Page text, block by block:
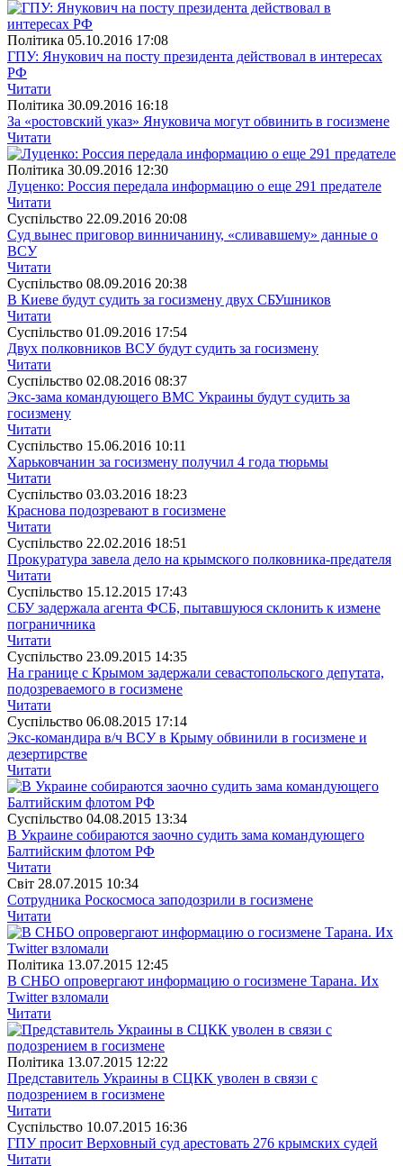
Полiтика 05.10.2016 17:08
ГПУ: Янукович на посту президента действовал в интересах
РФ
Читати
Полiтика 30.09.2016 16:18
За «ростовский указ» Януковича могут обвинить в госизмене
Читати
Полiтика 30.09.2016 12:30
Луценко: Россия передала информацию о еще 291 предателе
Читати
Суспiльство 22.09.2016 20:08
Суд вынес приговор винничанину, «сливавшему» данные о
ВСУ
Читати
Суспiльство 08.09.2016 20:38
В Киеве будут судить за госизмену двух СБУшников
Читати
Суспiльство 01.09.2016 17:54
Двух полковников ВСУ будут судить за госизмену
Читати
Суспiльство 02.08.2016 08:37
Экс-зама командующего ВМС Украины будут судить за
госизмену
Читати
Суспiльство 15.06.2016 10:11
Харьковчанин за госизмену получил 4 года тюрьмы
Читати
Суспiльство 03.03.2016 18:23
Краснова подозревают в госизмене
Читати
Суспiльство 22.02.2016 18:51
Прокуратура завела дело на крымского полковника-предателя
Читати
Суспiльство 15.12.2015 17:43
СБУ задержала агента ФСБ, пытавшуюся склонить к измене
пограничника
Читати
Суспiльство 23.09.2015 14:35
На границе с Крымом задержали севастопольского депутата,
подозреваемого в госизмене
Читати
Суспiльство 06.08.2015 17:14
Экс-командира в/ч ВСУ в Крыму обвинили в госизмене и
дезертирстве
Читати
Суспiльство 04.08.2015 13:34
В Украине собираются заочно судить зама командующего
Балтийским флотом РФ
Читати
Свiт 28.07.2015 10:34
Сотрудника Роскосмоса заподозрили в госизмене
Читати
Полiтика 13.07.2015 12:45
В СНБО опровергают информацию о госизмене Тарана. Их
Twitter взломали
Читати
Полiтика 13.07.2015 12:22
Представитель Украины в СЦКК уволен в связи с
подозрением в госизмене
Читати
Суспiльство 10.07.2015 16:36
ГПУ просит Верховный суд арестовать 276 крымских судей
Читати